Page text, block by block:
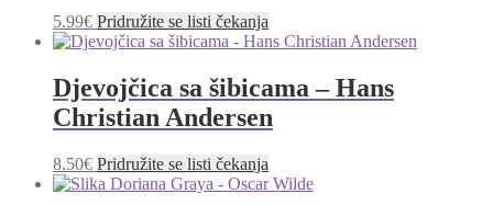
5.99€ Pridružite se listi čekanja
Djevojčica sa šibicama – Hans
Christian Andersen
8.50€ Pridružite se listi čekanja